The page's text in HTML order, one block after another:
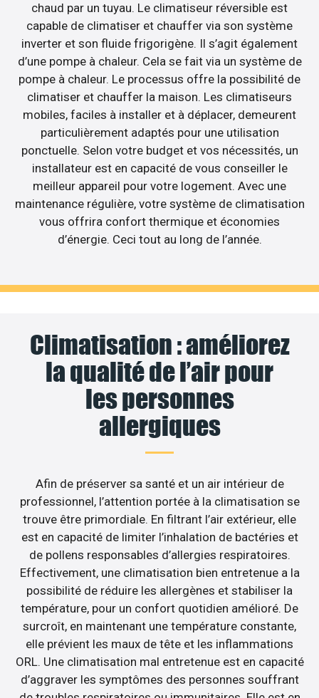
chaud par un tuyau. Le climatiseur réversible est
capable de climatiser et chauffer via son système
inverter et son fluide frigorigène. Il s’agit également
d’une pompe à chaleur. Cela se fait via un système de
pompe à chaleur. Le processus offre la possibilité de
climatiser et chauffer la maison. Les climatiseurs
mobiles, faciles à installer et à déplacer, demeurent
particulièrement adaptés pour une utilisation
ponctuelle. Selon votre budget et vos nécessités, un
installateur est en capacité de vous conseiller le
meilleur appareil pour votre logement. Avec une
maintenance régulière, votre système de climatisation
vous offrira confort thermique et économies
d’énergie. Ceci tout au long de l’année.
Climatisation : améliorez
la qualité de l’air pour
les personnes
allergiques
Afin de préserver sa santé et un air intérieur de
professionnel, l’attention portée à la climatisation se
trouve être primordiale. En filtrant l’air extérieur, elle
est en capacité de limiter l’inhalation de bactéries et
de pollens responsables d’allergies respiratoires.
Effectivement, une climatisation bien entretenue a la
possibilité de réduire les allergènes et stabiliser la
température, pour un confort quotidien amélioré. De
surcroît, en maintenant une température constante,
elle prévient les maux de tête et les inflammations
ORL. Une climatisation mal entretenue est en capacité
d’aggraver les symptômes des personnes souffrant